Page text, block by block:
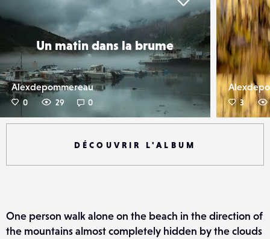
Un matin dans la brume
Alexdepommereau
0 29 0
Liker
3
DÉCOUVRIR L'ALBUM
One person walk alone on the beach in the direction of
the mountains almost completely hidden by the clouds